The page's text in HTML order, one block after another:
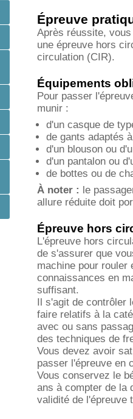
Épreuve
Après réussite,
une épreuve hors
circulation (CIR).
Équipements
Pour passer
munir :
d'un casque de
de gants adaptés
d'un blouson ou
d'un pantalon ou
de bottes ou de
À noter : le
allure réduite doit
Épreuve hors
L'épreuve hors
de s'assurer que
machine pour rouler
connaissances en
suffisant.
Il s'agit de contrôler
faire relatifs à la
avec ou sans
des techniques de
Vous devez avoir
passer l'épreuve en
Vous conservez le
ans à compter de la
validité de l'épreuve